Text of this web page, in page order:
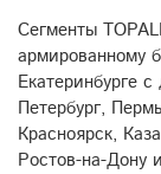
Сегменты
армированному
Екатеринбурге
Петербург,
Красноярск,
Ростов-на-Дону